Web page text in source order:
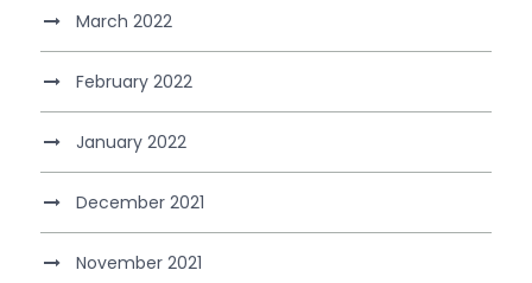
March 2022
February 2022
January 2022
December 2021
November 2021